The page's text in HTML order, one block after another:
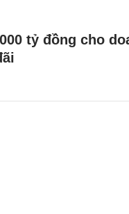
tỷ đồng cho